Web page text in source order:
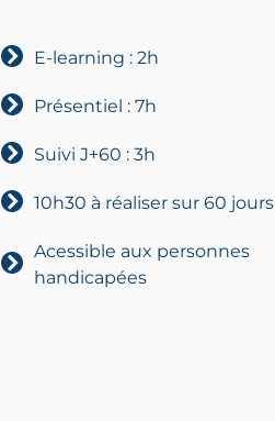
E-learning : 2h
Présentiel : 7h
Suivi J+60 : 3h
10h30 à réaliser sur 60 jours
Acessible aux personnes
handicapées